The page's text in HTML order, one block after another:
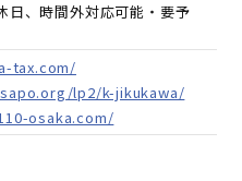
日、時間外対応可能・要予
tax.com/
lp2/k-jikukawa/
osaka.com/